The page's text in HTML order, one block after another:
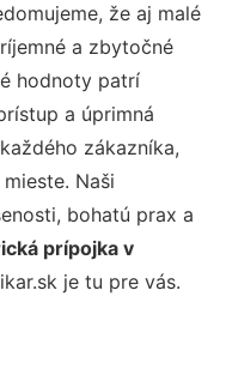
že aj malé
a zbytočné
hodnoty patrí
a úprimná
zákazníka,
Naši
bohatú prax a
prípojka v
je tu pre vás.